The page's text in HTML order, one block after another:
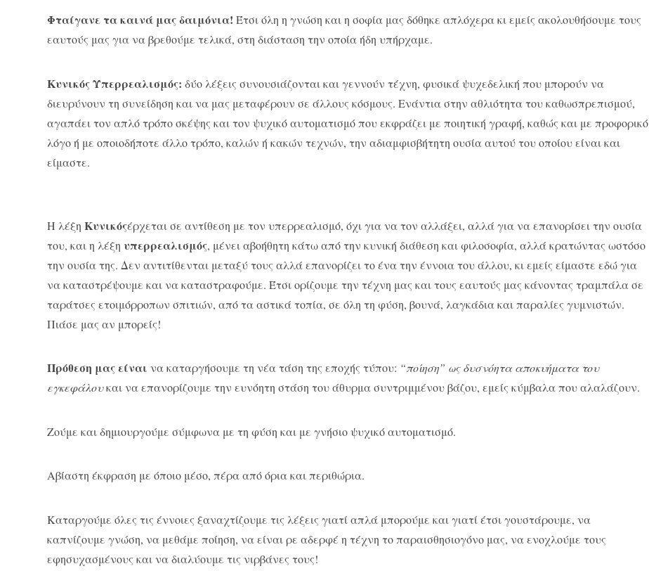
Φταίγανε τα καινά μας δαιμόνια! Έτσι όλη η γνώση και η σοφία μας δόθηκε απλόχερα κι εμείς ακολουθήσουμε τους
εαυτούς μας για να βρεθούμε τελικά, στη διάσταση την οποία ήδη υπήρχαμε.
Κυνικός Υπερρεαλισμός:δύο λέξεις συνουσιάζονται και γεννούν τέχνη, φυσικά ψυχεδελική που μπορούν να
διευρύνουν τη συνείδηση και να μας μεταφέρουν σε άλλους κόσμους. Ενάντια στην αθλιότητα του καθωσπρεπισμού,
αγαπάει τον απλό τρόπο σκέψης και τον ψυχικό αυτοματισμό που εκφράζει με ποιητική γραφή, καθώς και με προφορικό
λόγο ή με οποιοδήποτε άλλο τρόπο, καλών ή κακών τεχνών, την αδιαμφισβήτητη ουσία αυτού του οποίου είναι και
είμαστε.
Η λέξηΚυνικόςέρχεται σε αντίθεση με τον υπερρεαλισμό, όχι για να τον αλλάξει, αλλά για να επανορίσει την ουσία
του, και η λέξηυπερρεαλισμός, μένει αβοήθητη κάτω από την κυνική διάθεση και φιλοσοφία, αλλά κρατώντας ωστόσο
την ουσία της. Δεν αντιτίθενται μεταξύ τους αλλά επανορίζει το ένα την έννοια του άλλου, κι εμείς είμαστε εδώ για
να καταστρέψουμε και να καταστραφούμε. Έτσι ορίζουμε την τέχνη μας και τους εαυτούς μας κάνοντας τραμπάλα σε
ταράτσες ετοιμόρροπων σπιτιών, από τα αστικά τοπία, σε όλη τη φύση, βουνά, λαγκάδια και παραλίες γυμνιστών.
Πιάσε μας αν μπορείς!
Πρόθεση μας είναι να καταργήσουμε τη νέα τάση της εποχής τύπου: “ποίηση” ως δυσνόητα αποκυήματα του
εγκεφάλουκαι να επανορίζουμε την ευνόητη στάση του άθυρμα συντριμμένου βάζου, εμείς κύμβαλα που αλαλάζουν.
Ζούμε και δημιουργούμε σύμφωνα με τη φύση και με γνήσιο ψυχικό αυτοματισμό.
Αβίαστη έκφραση με όποιο μέσο, πέρα από όρια και περιθώρια.
Καταργούμε όλες τις έννοιες ξαναχτίζουμε τις λέξεις γιατί απλά μπορούμε και γιατί έτσι γουστάρουμε, να
καπνίζουμε γνώση, να μεθάμε ποίηση, να είναι ρε αδερφέ η τέχνη το παραισθησιογόνο μας, να ενοχλούμε τους
εφησυχασμένους και να διαλύουμε τις νιρβάνες τους!